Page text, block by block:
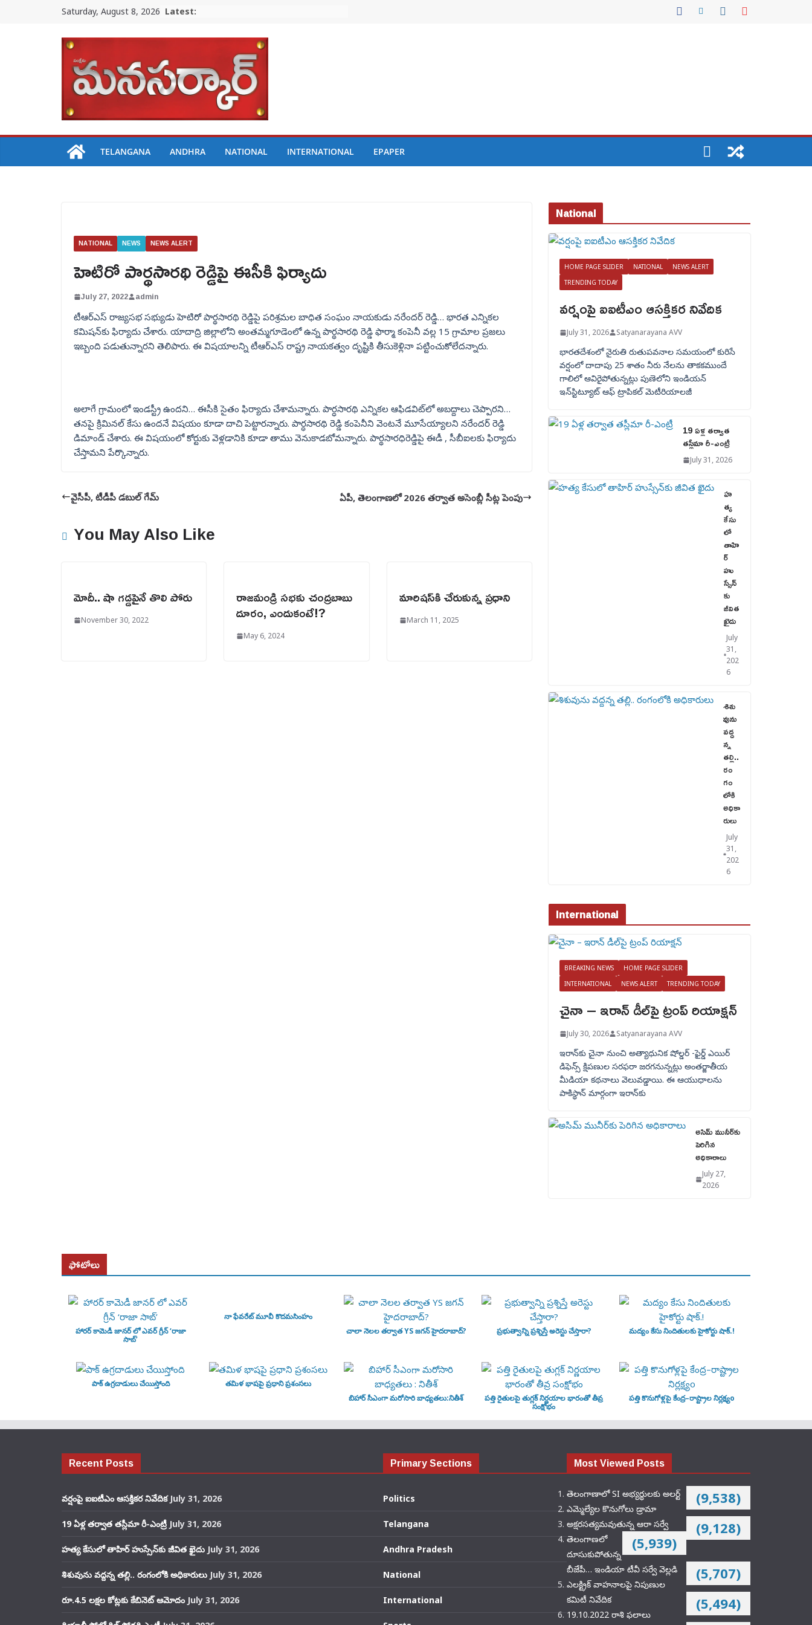
Saturday, August 8, 2026 Latest:
TELANGANA ANDHRA NATIONAL INTERNATIONAL EPAPER
NATIONAL NEWS NEWS ALERT
హెటిరో పార్థసారథి రెడ్డిపై ఈసీకి ఫిర్యాదు
July 27, 2022 admin
టీఆర్ఎస్ రాజ్యసభ సభ్యుడు హెటిరో పార్థసారథి రెడ్డిపై పరిశ్రమల బాధిత సంఘం నాయకుడు నరేందర్ రెడ్డి… భారత ఎన్నికల
కమిషన్‌కు ఫిర్యాదు చేశారు. యాదాద్రి జిల్లాలోని అంతమ్మగూడెంలో ఉన్న పార్థసారథి రెడ్డి ఫార్మా కంపెనీ వల్ల 15 గ్రామాల ప్రజలు
ఇబ్బంది పడుతున్నారని తెలిపారు. ఈ విషయాలన్ని టీఆర్ఎస్ రాష్ట్ర నాయకత్వం దృష్టికి తీసుకెళ్లినా పట్టించుకోలేదన్నారు.
అలాగే గ్రామంలో ఇండస్ట్రీ ఉందని… ఈసీకి సైతం ఫిర్యాదు చేశామన్నారు. పార్ధసారథి ఎన్నికల ఆఫిడవిట్‌లో అబద్దాలు చెప్పారని…
తనపై క్రిమినల్ కేసు ఉందనే విషయం కూడా దాచి పెట్టారన్నారు. పార్ధసారథి రెడ్డి కంపెనీని వెంటనే మూసేయ్యాలని నరేందర్ రెడ్డి
డిమాండ్ చేశారు. ఈ విషయంలో కోర్టుకు వెళ్లడానికి కూడా తాము వెనుకాడబోమన్నారు. పార్థసారధిరెడ్డిపై ఈడీ , సీబీఐలకు ఫిర్యాదు
చేస్తామని పేర్కొన్నారు.
వైసీపీ, టీడీపీ డబుల్ గేమ్ ఏపీ, తెలంగాణలో 2026 తర్వాత అసెంబ్లీ సీట్ల పెంపు
You May Also Like
మోదీ.. షా గడ్డపైనే తొలి పోరు
November 30, 2022
రాజమండ్రి సభకు చంద్రబాబు
దూరం, ఎందుకంటే!?
May 6, 2024
మారిష‌స్‌కి చేరుకున్న ప్ర‌ధాని
March 11, 2025
National
HOME PAGE SLIDER NATIONAL
NEWS ALERT
TRENDING TODAY
వర్షంపై ఐఐటీఎం ఆసక్తికర నివేదిక
July 31, 2026 Satyanarayana AVV
భారతదేశంలో నైరుతి రుతుపవనాల సమయంలో కురిసే
వర్షంలో దాదాపు 25 శాతం నీరు నేలను తాకకముందే
గాలిలో ఆవిరైపోతున్నట్లు పుణెలోని ఇండియన్
ఇన్‌స్టిట్యూట్ ఆఫ్ ట్రాపికల్ మెటీరియాలజీ
19 ఏళ్ల తర్వాత
తస్లీమా రీ-ఎంట్రీ
July 31, 2026
హ
త్య
కేసు
లో
తాహి
ర్
హు
స్సేన్‌
కు
జీవిత
ఖైదు
July
31,
202
6
శిశు
వును
వద్ద
న్న
తల్లి..
రం
గం
లోకి
అధికా
రులు
July
31,
202
6
International
BREAKING NEWS
HOME PAGE SLIDER
INTERNATIONAL
NEWS ALERT TRENDING TODAY
చైనా – ఇరాన్ డీల్‌పై ట్రంప్ రియాక్షన్
July 30, 2026 Satyanarayana AVV
ఇరాన్‌కు చైనా నుంచి అత్యాధునిక షోల్డర్‌ -ఫైర్డ్ ఎయిర్
డిఫెన్స్ క్షిపణుల సరఫరా జరగనున్నట్లు అంతర్జాతీయ
మీడియా కథనాలు వెలువడ్డాయి. ఈ ఆయుధాలను
పాకిస్థాన్‌ మార్గంగా ఇరాన్‌కు
అసిమ్ మునీర్‌కు
పెరిగిన
అధికారాలు
July 27,
2026
ఫోటోలు
హారర్ కామెడీ జానర్ లో ఎవర్ గ్రీన్ ‘రాజా
సాబ్’
నా ఫేవరేట్ మూవీ కొదమసింహం
చాలా నెలల తర్వాత YS జగన్ హైదరాబాద్?
ప్రభుత్వాన్ని ప్రశ్నిస్తే అరెస్టు చేస్తారా? మద్యం కేసు నిందితులకు హైకోర్టు షాక్.!
పాక్ ఉగ్రదాడులు చేయిస్తోంది
తమిళ భాషపై ప్రధాని ప్రశంసలు
బిహార్ సీఎంగా మరోసారి బాధ్యతలు:నితీశ్
పత్తి రైతులపై తుగ్లక్‌ నిర్ణయాల భారంతో తీవ్ర
సంక్షోభం
పత్తి కొనుగోళ్లపై కేంద్ర–రాష్ట్రాల నిర్లక్ష్యo
Recent Posts
వర్షంపై ఐఐటీఎం ఆసక్తికర నివేదిక July 31, 2026
19 ఏళ్ల తర్వాత తస్లీమా రీ-ఎంట్రీ July 31, 2026
హత్య కేసులో తాహిర్ హుస్సేన్‌కు జీవిత ఖైదు July 31, 2026
శిశువును వద్దన్న తల్లి.. రంగంలోకి అధికారులు July 31, 2026
రూ.4.5 లక్షల కోట్లకు కేబినెట్ ఆమోదం July 31, 2026
Primary Sections
Politics
Telangana
Andhra Pradesh
National
International
Most Viewed Posts
తెలంగాణాలో SI అభ్యర్థులకు అలర్ట్ (9,538)
ఎమ్మెల్యేల కొనుగోలు డ్రామా
(9,128)
అక్షరసత్యమవుతున్న ఆరా సర్వే
(5,939)
తెలంగాణలో
దూసుకుపోతున్న
బీజేపీ… ఇండియా టీవీ సర్వే వెల్లడి
(5,707)
ఎలక్ట్రిక్‌ వాహనాలపై నిపుణుల
కమిటీ నివేదిక
(5,494)
19.10.2022 రాశి ఫలాలు